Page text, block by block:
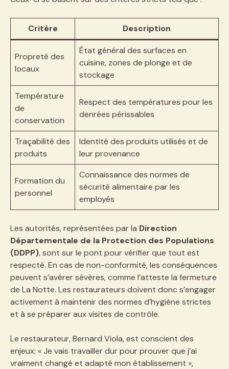
Critère Description
Propreté des
locaux
État général des surfaces en
cuisine, zones de plonge et de
stockage
Température
de
conservation
Respect des températures pour les
denrées périssables
Traçabilité des
produits
Identité des produits utilisés et de
leur provenance
Formation du
personnel
Connaissance des normes de
sécurité alimentaire par les
employés
Les autorités, représentées par la Direction
Départementale de la Protection des Populations
(DDPP), sont sur le pont pour vérifier que tout est
respecté. En cas de non-conformité, les conséquences
peuvent s’avérer sévères, comme l’atteste la fermeture
de La Notte. Les restaurateurs doivent donc s’engager
activement à maintenir des normes d’hygiène strictes
et à se préparer aux visites de contrôle.
Le restaurateur, Bernard Viola, est conscient des
enjeux: « Je vais travailler dur pour prouver que j’ai
vraiment changé et adapté mon établissement »,